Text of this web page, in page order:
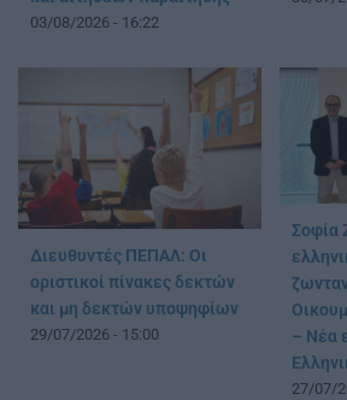
03/08/2026 - 16:22
Διευθυντές ΠΕΠΑΛ: Οι
οριστικοί πίνακες δεκτών
και μη δεκτών υποψηφίων
29/07/2026 - 15:00
Σοφία
– Νέα
27/07/